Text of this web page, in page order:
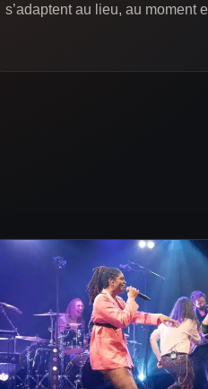
s’adaptent au lieu, au moment